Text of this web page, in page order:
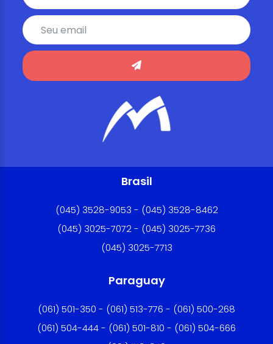
Brasil
(045) 3528-9053 - (045) 3528-8462
(045) 3025-7072 - (045) 3025-7736
(045) 3025-7713
Paraguay
(061) 501-350 - (061) 513-776 - (061) 500-268
(061) 504-444 - (061) 501-810 - (061) 504-666